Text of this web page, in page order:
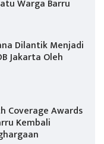
Warga Barru
Dilantik Menjadi
Jakarta Oleh
Coverage Awards
Kembali